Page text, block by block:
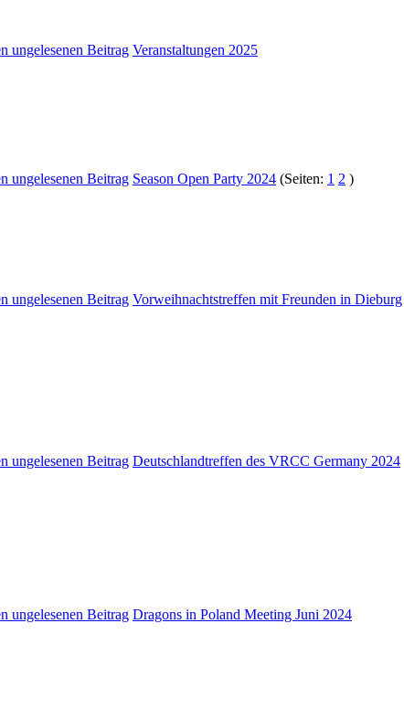
Veranstaltungen 2025
Season Open Party 2024 (Seiten: 1 2 )
Vorweihnachtstreffen mit Freunden in Dieburg
Deutschlandtreffen des VRCC Germany 2024
Dragons in Poland Meeting Juni 2024